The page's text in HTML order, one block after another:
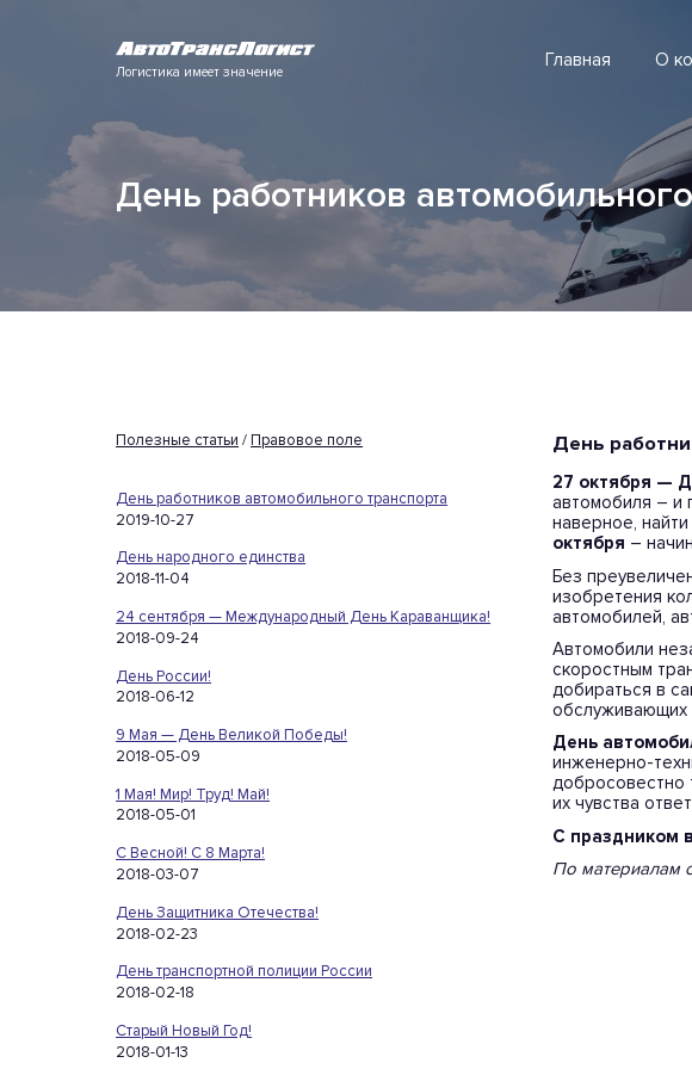
Логистика имеет значение
Главная О
День работников
Полезные статьи / Правовое поле
День работников автомобильного транспорта
2019-10-27
День народного единства
2018-11-04
24 сентября — Международный День Караванщика!
2018-09-24
День России!
2018-06-12
9 Мая — День Великой Победы!
2018-05-09
1 Мая! Мир! Труд! Май!
2018-05-01
С Весной! С 8 Марта!
2018-03-07
День Защитника Отечества!
2018-02-23
День транспортной полиции России
2018-02-18
Старый Новый Год!
2018-01-13
День
27 октября —
автомобиля – и
наверное,
октября –
Без
изобретения
автомобилей,
Автомобили
скоростным
добираться в
обслуживающих
День
инженерно-
добросовестно
их чувства
С праздником
По материалам